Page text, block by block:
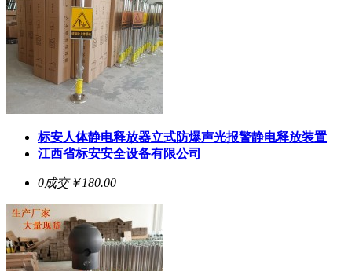
标安人体静电释放器立式防爆声光报警静电释放装置
江西省标安安全设备有限公司
0成交￥180.00